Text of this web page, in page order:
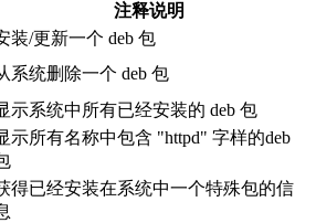
注释说明
装/更新一个 deb 包
系统删除一个 deb 包
示系统中所有已经安装的 deb 包
示所有名称中包含 "httpd" 字样的deb
得已经安装在系统中一个特殊包的信